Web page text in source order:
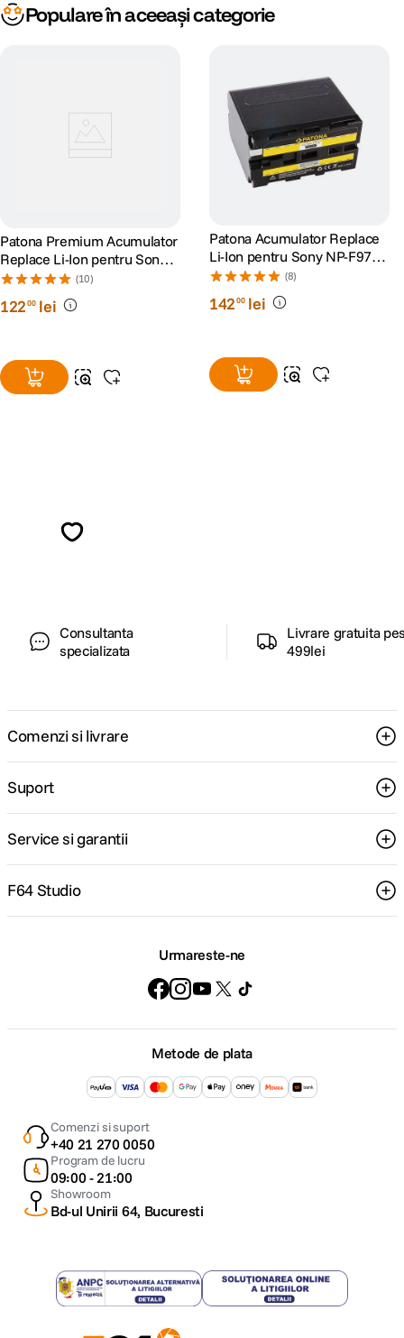
Populare în aceeași categorie
Patona Premium Acumulator
Replace Li-Ion pentru Sony
NP-F750 5200mAh 7.4V
(10)
12200 lei
Patona Acumulator Replace
Li-Ion pentru Sony NP-F970
6600 mAh 7.2V
(8)
14200 lei
Consultanta
specializata
Livrare gratuita
499lei
Comenzi si livrare
Suport
Service si garantii
F64 Studio
Urmareste-ne
Metode de plata
Comenzi si suport
+40 21 270 0050
Program de lucru
09:00 - 21:00
Showroom
Bd-ul Unirii 64, Bucuresti